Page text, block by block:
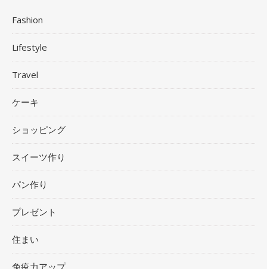
Fashion
Lifestyle
Travel
ケーキ
ショッピング
スイーツ作り
パン作り
プレゼント
住まい
免疫力アップ